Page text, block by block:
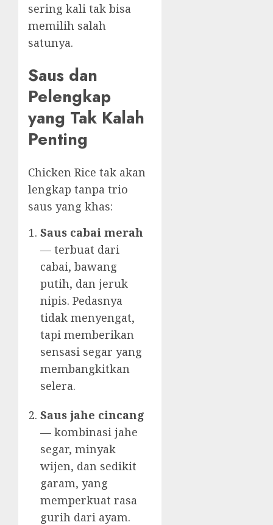
sering kali tak bisa
memilih salah
satunya.
Saus dan
Pelengkap
yang Tak Kalah
Penting
Chicken Rice tak akan
lengkap tanpa trio
saus yang khas:
Saus cabai merah
— terbuat dari
cabai, bawang
putih, dan jeruk
nipis. Pedasnya
tidak menyengat,
tapi memberikan
sensasi segar yang
membangkitkan
selera.
Saus jahe cincang
— kombinasi jahe
segar, minyak
wijen, dan sedikit
garam, yang
memperkuat rasa
gurih dari ayam.